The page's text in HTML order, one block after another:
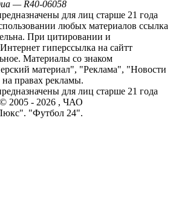
— R40-06058
для лиц старше 21 года
любых материалов ссылка
При цитировании и
гиперссылка на сайтт
Материалы со знаком
материал", "Реклама", "Новости
правах рекламы.
для лиц старше 21 года
2005 - 2026 , ЧАО
"Футбол 24".